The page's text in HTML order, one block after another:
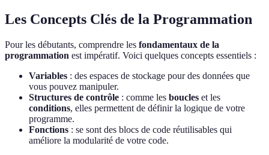
Les Concepts Clés de la Programmation
Pour les débutants, comprendre les fondamentaux de la
programmation est impératif. Voici quelques concepts essentiels :
Variables : des espaces de stockage pour des données que
vous pouvez manipuler.
Structures de contrôle : comme les boucles et les
conditions, elles permettent de définir la logique de votre
programme.
Fonctions : se sont des blocs de code réutilisables qui
améliore la modularité de votre code.